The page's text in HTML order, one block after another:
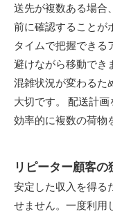
送先が複数ある場合
前に確認することが
タイムで把握でき
避けながら移動でき
混雑状況が変わるた
大切です。 配送計
効率的に複数の荷物
リピーター顧客の
安定した収入を得る
せません。一度利用